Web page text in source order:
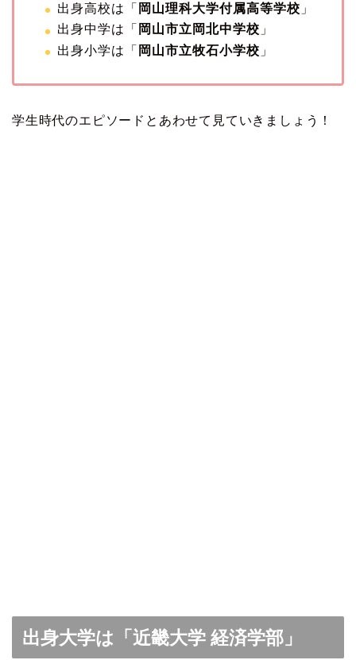
出身高校は「 岡山理科大学付属高等学校 」
出身中学は「 岡山市立岡北中学校 」
出身小学は「 岡山市立牧石小学校 」
学生時代のエピソードとあわせて見ていきましょう！
出身大学は「近畿大学 経済学部」